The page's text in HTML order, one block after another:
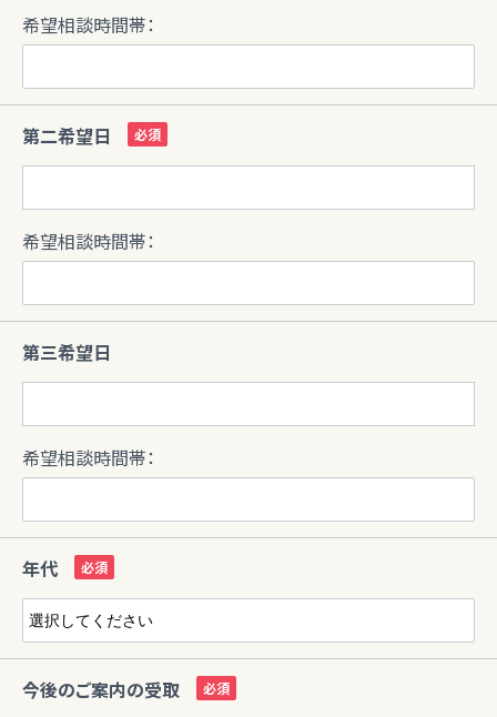
希望相談時間帯：
第二希望日
希望相談時間帯：
第三希望日
希望相談時間帯：
年代
今後のご案内の受取